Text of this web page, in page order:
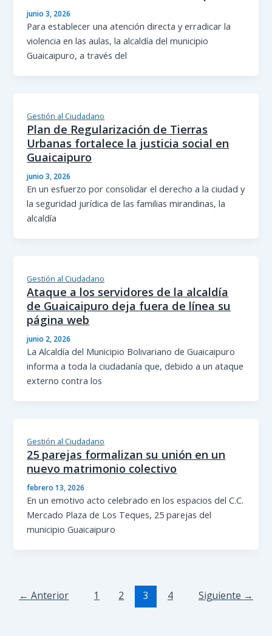
junio 3, 2026
Para establecer una atención directa y erradicar la
violencia en las aulas, la alcaldía del municipio
Guaicaipuro, a través del
Gestión al Ciudadano
Plan de Regularización de Tierras
Urbanas fortalece la justicia social en
Guaicaipuro
junio 3, 2026
En un esfuerzo por consolidar el derecho a la ciudad y
la seguridad jurídica de las familias mirandinas, la
alcaldía
Gestión al Ciudadano
Ataque a los servidores de la alcaldía
de Guaicaipuro deja fuera de línea su
página web
junio 2, 2026
La Alcaldía del Municipio Bolivariano de Guaicaipuro
informa a toda la ciudadanía que, debido a un ataque
externo contra los
Gestión al Ciudadano
25 parejas formalizan su unión en un
nuevo matrimonio colectivo
febrero 13, 2026
En un emotivo acto celebrado en los espacios del C.C.
Mercado Plaza de Los Teques, 25 parejas del
municipio Guaicaipuro
← Anterior 1 2 3 4 Siguiente →